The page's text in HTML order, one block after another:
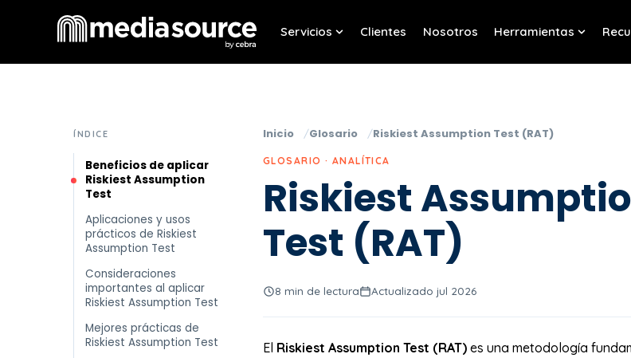
Servicios
Show submenu for Servicios
Clientes Nosotros Herramientas
Show
ÍNDICE
Beneficios de aplicar
Riskiest Assumption
Test
Aplicaciones y usos
prácticos de Riskiest
Assumption Test
Consideraciones
importantes al aplicar
Riskiest Assumption Test
Mejores prácticas de
Riskiest Assumption Test
Inicio Glosario Riskiest Assumption Test (RAT)
GLOSARIO · ANALÍTICA
Riskiest
Test (RAT)
8 min de lectura Actualizado jul 2026
El Riskiest Assumption Test (RAT) es una metodología